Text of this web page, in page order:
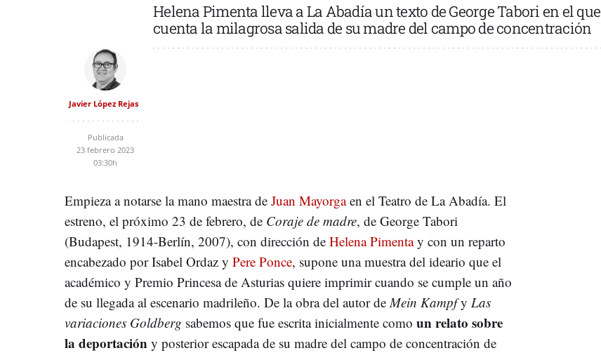
Helena Pimenta lleva a La Abadía un texto de George Tabori en el que
cuenta la milagrosa salida de su madre del campo de concentración
Javier López Rejas
Publicada
23 febrero 2023
03:30h
Empieza a notarse la mano maestra de Juan Mayorgaen el Teatro de La Abadía. El
estreno, el próximo 23 de febrero, de Coraje de madre, de George Tabori
(Budapest, 1914-Berlín, 2007), con dirección de Helena Pimentay con un reparto
encabezado por Isabel Ordaz y Pere Ponce, supone una muestra del ideario que el
académico y Premio Princesa de Asturias quiere imprimir cuando se cumple un año
de su llegada al escenario madrileño. De la obra del autor de Mein Kampfy Las
variaciones Goldberg sabemos que fue escrita inicialmente como un relato sobre
la deportación y posterior escapada de su madre del campo de concentración de